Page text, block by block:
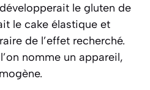
le gluten de
le cake élastique et
de l’effet recherché.
nomme un appareil,